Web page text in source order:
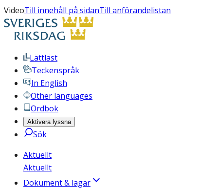
VideoTill innehåll på sidanTill anförandelistan
Lättläst
Teckenspråk
In English
Other languages
Ordbok
Aktivera lyssna
Sök
Aktuellt
Aktuellt
Dokument & lagar